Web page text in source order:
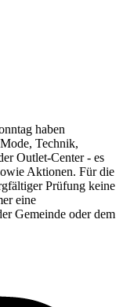
haben
Technik,
Outlet-Center - es
Aktionen. Für die
Prüfung keine
eine
Gemeinde oder dem